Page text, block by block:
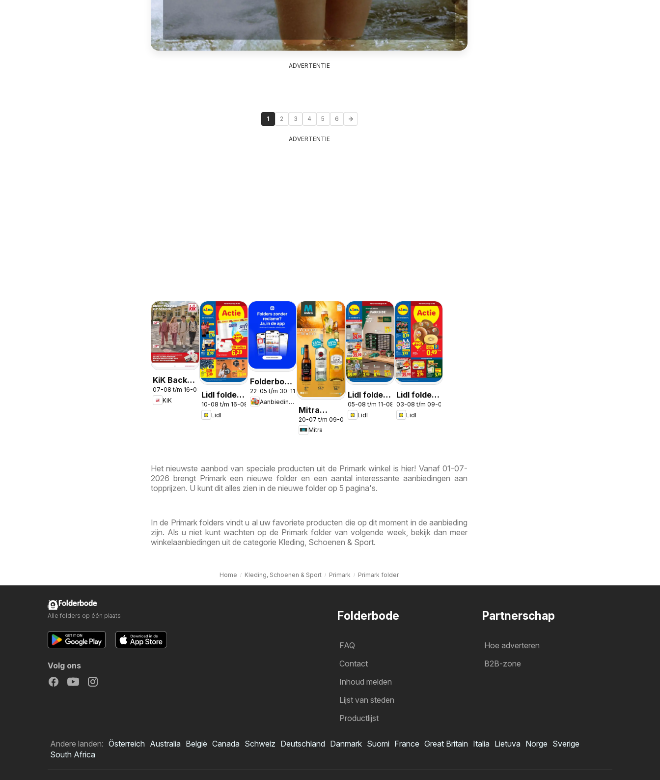
Primark folder
ADVERTENTIE
1 2 3 4 5 6
ADVERTENTIE
KiK Back
To School
07-08 t/m 16-08-2026
KiK
Lidl folder
week 33
10-08 t/m 16-08-2026
Lidl
Folderbode
-
Aanbiedingen
22-05 t/m 30-11-2026
Aanbiedingen
Mitra
Week 30 &
31
20-07 t/m 09-08-2026
Mitra
Lidl folder -
Non food
05-08 t/m 11-08-2026
Lidl
Lidl folder
week 32
03-08 t/m 09-08-2026
Lidl
Het nieuwste aanbod van speciale producten uit de Primark winkel is hier! Vanaf 01-07-
2026 brengt Primark een nieuwe folder en een aantal interessante aanbiedingen aan
topprijzen. U kunt dit alles zien in de nieuwe folder op 5 pagina's.
In de Primark folders vindt u al uw favoriete producten die op dit moment in de aanbieding
zijn. Als u niet kunt wachten op de Primark folder van volgende week, bekijk dan meer
winkelaanbiedingen uit de categorie Kleding, Schoenen & Sport.
Home Kleding, Schoenen & Sport Primark Primark folder
Folderbode
FAQ
Contact
Inhoud melden
Lijst van steden
Productlijst
Partnerschap
Hoe adverteren
B2B-zone
Folderbode
Alle folders op één plaats
Volg ons
Andere landen: Österreich Australia België Canada Schweiz Deutschland Danmark Suomi France Great Britain Italia Lietuva Norge Sverige
South Africa